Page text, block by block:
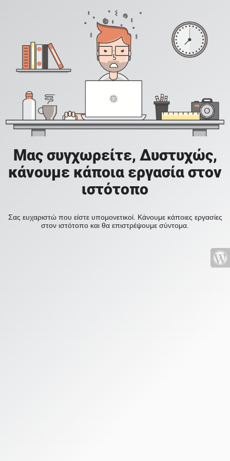
Μας συγχωρείτε, Δυστυχώς,
κάνουμε κάποια εργασία στον
ιστότοπο
Σας ευχαριστώ που είστε υπομονετικοί. Κάνουμε κάποιες εργασίες
στον ιστότοπο και θα επιστρέψουμε σύντομα.